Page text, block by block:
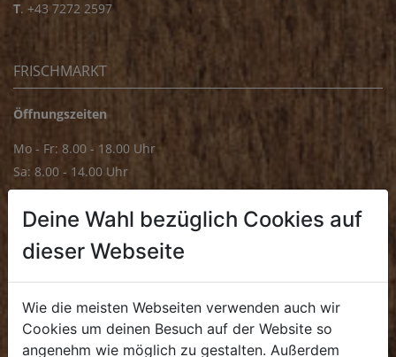
T. +43 7272 2597
FRISCHMARKT
Öffnungszeiten
Mo - Fr: 8.00 - 18.00 Uhr
Sa: 8.00 - 14.00 Uhr
Mo - Fr: 8.00 - 16.00 Uhr
. +43 7272 4859 70
Deine Wahl bezüglich Cookies auf
dieser Webseite
Wie die meisten Webseiten verwenden auch wir
Cookies um deinen Besuch auf der Website so
angenehm wie möglich zu gestalten. Außerdem